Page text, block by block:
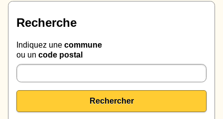
Recherche
Indiquez une commune
ou un code postal
Rechercher